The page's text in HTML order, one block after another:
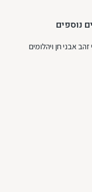
נוספים
אבני חן ויהלומים